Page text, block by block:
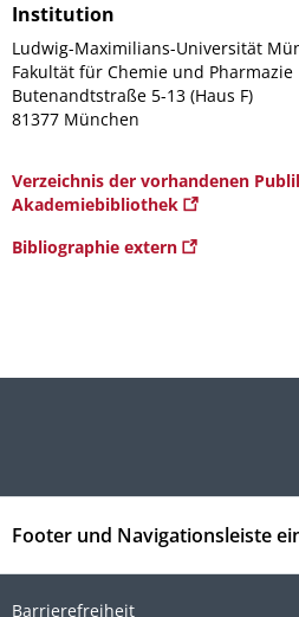
Institution
Ludwig-Maximilians-Universität
Fakultät für Chemie und Pharmazie
Butenandtstraße 5-13 (Haus F)
81377 München
Verzeichnis der vorhandenen
Akademiebibliothek
Bibliographie extern
Footer und Navigationsleiste
Barrierefreiheit